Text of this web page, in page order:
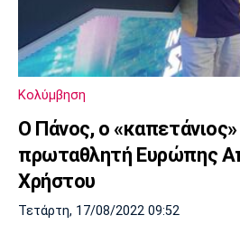
Κολύμβηση
Ο Πάνος, ο
πρωταθλητή Ευρώπης
Χρήστου
Τετάρτη, 17/08/2022 09:52